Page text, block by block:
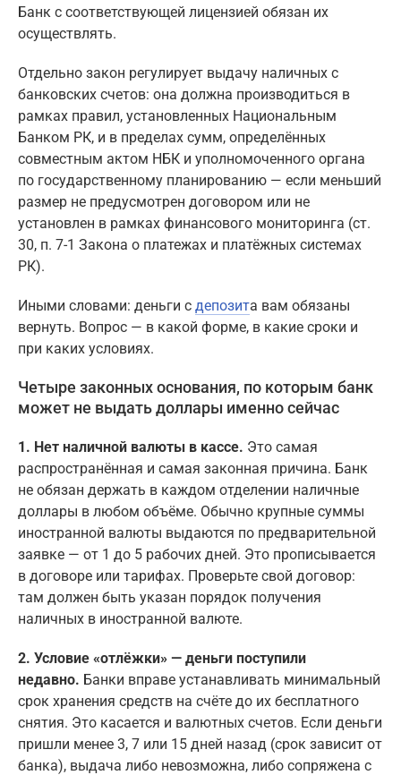
Банк с соответствующей лицензией обязан их
осуществлять.
Отдельно закон регулирует выдачу наличных с
банковских счетов: она должна производиться в
рамках правил, установленных Национальным
Банком РК, и в пределах сумм, определённых
совместным актом НБК и уполномоченного органа
по государственному планированию — если меньший
размер не предусмотрен договором или не
установлен в рамках финансового мониторинга (ст.
30, п. 7-1 Закона о платежах и платёжных системах
РК).
Иными словами: деньги с депозита вам обязаны
вернуть. Вопрос — в какой форме, в какие сроки и
при каких условиях.
Четыре законных основания, по которым банк
может не выдать доллары именно сейчас
1. Нет наличной валюты в кассе. Это самая
распространённая и самая законная причина. Банк
не обязан держать в каждом отделении наличные
доллары в любом объёме. Обычно крупные суммы
иностранной валюты выдаются по предварительной
заявке — от 1 до 5 рабочих дней. Это прописывается
в договоре или тарифах. Проверьте свой договор:
там должен быть указан порядок получения
наличных в иностранной валюте.
2. Условие «отлёжки» — деньги поступили
недавно. Банки вправе устанавливать минимальный
срок хранения средств на счёте до их бесплатного
снятия. Это касается и валютных счетов. Если деньги
пришли менее 3, 7 или 15 дней назад (срок зависит от
банка), выдача либо невозможна, либо сопряжена с